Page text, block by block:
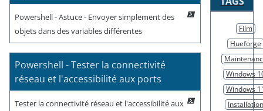
Powershell - Astuce - Envoyer simplement des
objets dans des variables différentes
Powershell - Tester la connectivité
réseau et l'accessibilité aux ports
Tester la connectivité réseau et l'accessibilité aux
Film
Hueforge
Windows
Windows
Installation